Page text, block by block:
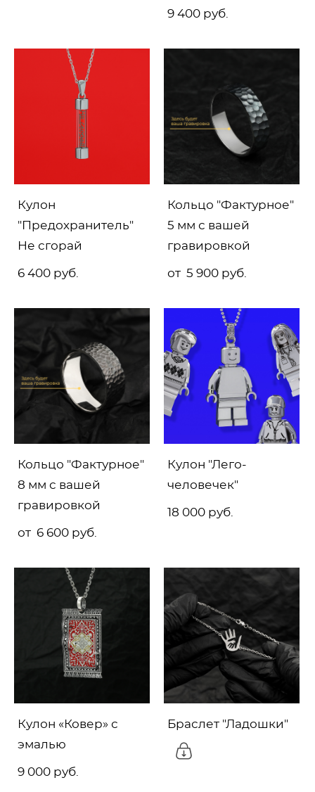
9 400 pуб.
Кулон
"Предохранитель"
Не сгорай
6 400 pуб.
Кольцо "Фактурное"
5 мм с вашей
гравировкой
от 5 900 pуб.
Кольцо "Фактурное"
8 мм с вашей
гравировкой
от 6 600 pуб.
Кулон "Лего-
человечек"
18 000 pуб.
Кулон «Ковер» с
эмалью
9 000 pуб.
Браслет "Ладошки"